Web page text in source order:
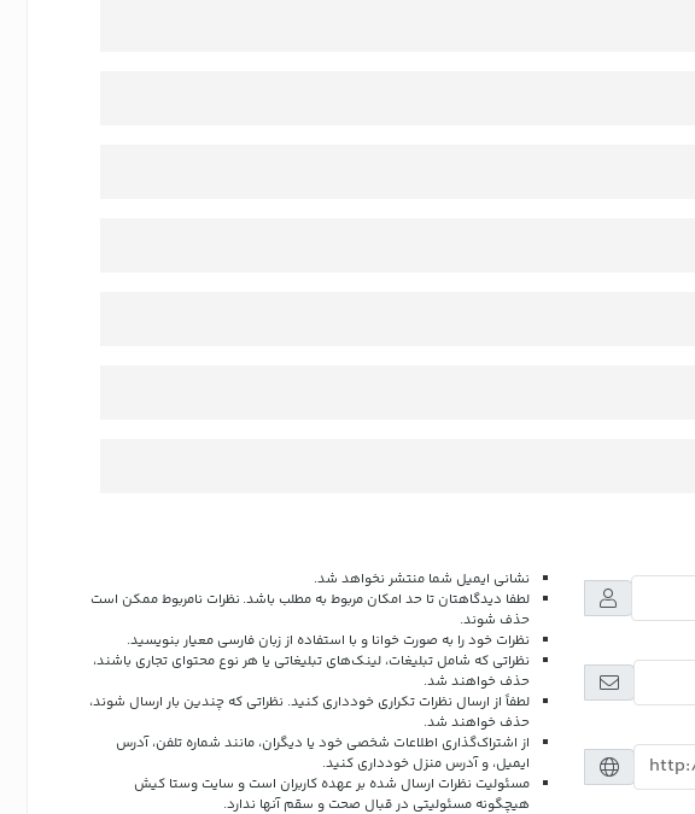
نشانی ایمیل شما منتشر نخواهد شد.
لطفا دیدگاهتان تا حد امکان مربوط به مطلب باشد. نظرات نامربوط ممکن است
حذف شوند.
نظرات خود را به صورت خوانا و با استفاده از زبان فارسی معیار بنویسید.
نظراتی که شامل تبلیغات، لینک‌های تبلیغاتی یا هر نوع محتوای تجاری باشند،
حذف خواهند شد.
لطفاً از ارسال نظرات تکراری خودداری کنید. نظراتی که چندین بار ارسال شوند،
حذف خواهند شد.
از اشتراک‌گذاری اطلاعات شخصی خود یا دیگران، مانند شماره تلفن، آدرس
ایمیل، و آدرس منزل خودداری کنید.
مسئولیت نظرات ارسال شده بر عهده کاربران است و سایت وستا کیش
هیچگونه مسئولیتی در قبال صحت و سقم آنها ندارد.